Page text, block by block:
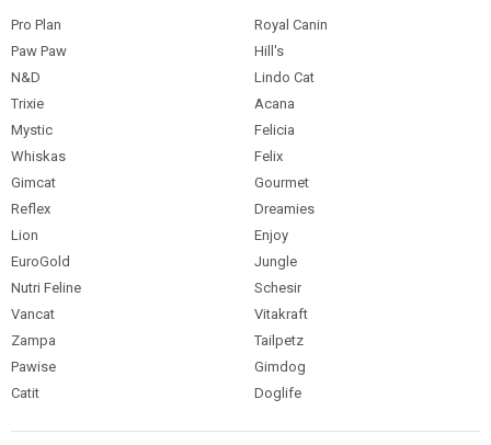
Pro Plan
Royal Canin
Paw Paw
Hill's
N&D
Lindo Cat
Trixie
Acana
Mystic
Felicia
Whiskas
Felix
Gimcat
Gourmet
Reflex
Dreamies
Lion
Enjoy
EuroGold
Jungle
Nutri Feline
Schesir
Vancat
Vitakraft
Zampa
Tailpetz
Pawise
Gimdog
Catit
Doglife